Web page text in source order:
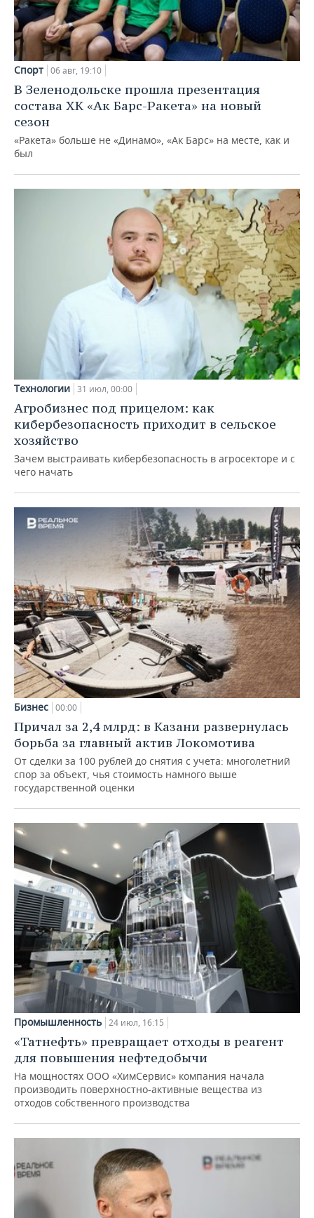
Спорт 06 авг, 19:10
В Зеленодольске прошла презентация
состава ХК «Ак Барс-Ракета» на новый
сезон
«Ракета» больше не «Динамо», «Ак Барс» на месте, как и
был
Технологии 31 июл, 00:00
Агробизнес под прицелом: как
кибербезопасность приходит в сельское
хозяйство
Зачем выстраивать кибербезопасность в агросекторе и с
чего начать
Бизнес 00:00
Причал за 2,4 млрд: в Казани развернулась
борьба за главный актив Локомотива
От сделки за 100 рублей до снятия с учета: многолетний
спор за объект, чья стоимость намного выше
государственной оценки
Промышленность 24 июл, 16:15
«Татнефть» превращает отходы в реагент
для повышения нефтедобычи
На мощностях ООО «ХимСервис» компания начала
производить поверхностно-активные вещества из
отходов собственного производства